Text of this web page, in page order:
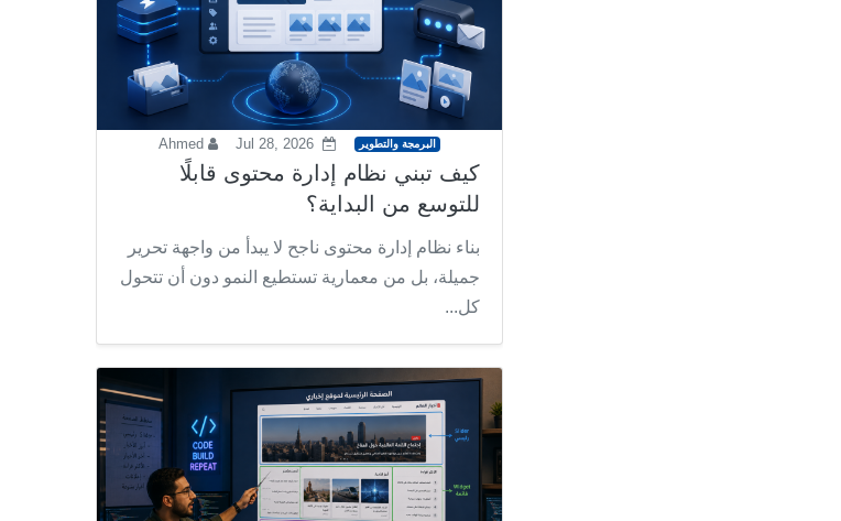
البرمجة والتطوير Jul 28, 2026
Ahmed
كيف تبني نظام إدارة محتوى قابلًا
للتوسع من البداية؟
بناء نظام إدارة محتوى ناجح لا يبدأ من واجهة تحرير
جميلة، بل من معمارية تستطيع النمو دون أن تتحول
كل...